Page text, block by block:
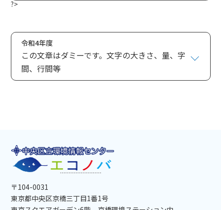
?>
令和4年度
この文章はダミーです。文字の大きさ、量、字
間、行間等
〒104-0031
東京都中央区京橋三丁目1番1号